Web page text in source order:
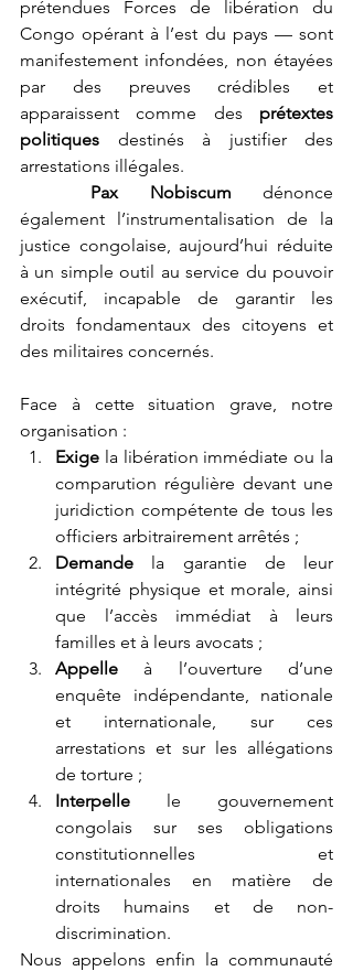
prétendues Forces de libération du
Congo opérant à l’est du pays — sont
manifestement infondées, non étayées
par des preuves crédibles et
apparaissent comme des prétextes
politiques destinés à justifier des
arrestations illégales.
Pax Nobiscum dénonce
également l’instrumentalisation de la
justice congolaise, aujourd’hui réduite
à un simple outil au service du pouvoir
exécutif, incapable de garantir les
droits fondamentaux des citoyens et
des militaires concernés.
Face à cette situation grave, notre
organisation :
Exige la libération immédiate ou la
comparution régulière devant une
juridiction compétente de tous les
officiers arbitrairement arrêtés ;
Demande la garantie de leur
intégrité physique et morale, ainsi
que l’accès immédiat à leurs
familles et à leurs avocats ;
Appelle à l’ouverture d’une
enquête indépendante, nationale
et internationale, sur ces
arrestations et sur les allégations
de torture ;
Interpelle le gouvernement
congolais sur ses obligations
constitutionnelles et
internationales en matière de
droits humains et de non-
discrimination.
Nous appelons enfin la communauté